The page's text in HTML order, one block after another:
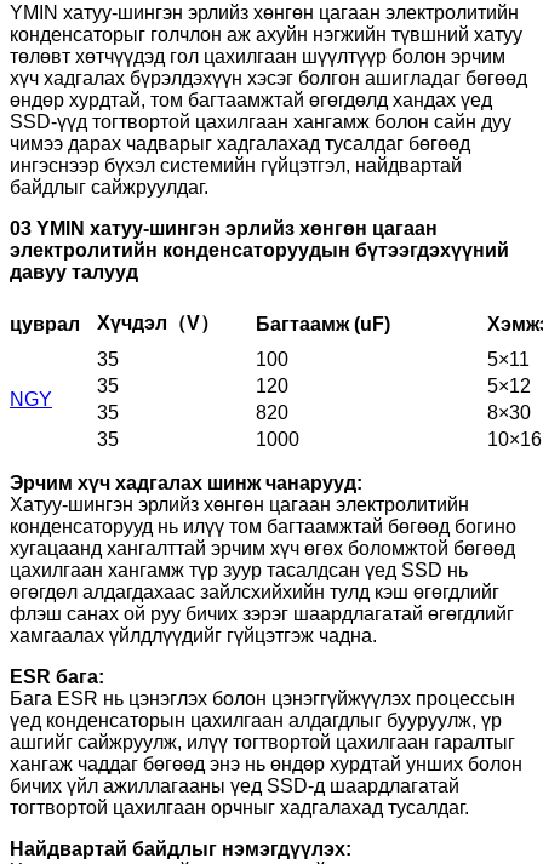
YMIN хатуу-шингэн эрлийз хөнгөн цагаан электролитийн
конденсаторыг голчлон аж ахуйн нэгжийн түвшний хатуу
төлөвт хөтчүүдэд гол цахилгаан шүүлтүүр болон эрчим
хүч хадгалах бүрэлдэхүүн хэсэг болгон ашигладаг бөгөөд
өндөр хурдтай, том багтаамжтай өгөгдөлд хандах үед
SSD-үүд тогтвортой цахилгаан хангамж болон сайн дуу
чимээ дарах чадварыг хадгалахад тусалдаг бөгөөд
ингэснээр бүхэл системийн гүйцэтгэл, найдвартай
байдлыг сайжруулдаг.
03 YMIN хатуу-шингэн эрлийз хөнгөн цагаан
электролитийн конденсаторуудын бүтээгдэхүүний
давуу талууд
цуврал Хүчдэл（V） Багтаамж (uF)
NGY
35 100
5×11
35
120
5×12
35
820
8×30
35
1000 10×16
Эрчим хүч хадгалах шинж чанарууд:
Хатуу-шингэн эрлийз хөнгөн цагаан электролитийн
конденсаторууд нь илүү том багтаамжтай бөгөөд богино
хугацаанд хангалттай эрчим хүч өгөх боломжтой бөгөөд
цахилгаан хангамж түр зуур тасалдсан үед SSD нь
өгөгдөл алдагдахаас зайлсхийхийн тулд кэш өгөгдлийг
флэш санах ой руу бичих зэрэг шаардлагатай өгөгдлийг
хамгаалах үйлдлүүдийг гүйцэтгэж чадна.
ESR бага:
Бага ESR нь цэнэглэх болон цэнэггүйжүүлэх процессын
үед конденсаторын цахилгаан алдагдлыг бууруулж, үр
ашгийг сайжруулж, илүү тогтвортой цахилгаан гаралтыг
хангаж чаддаг бөгөөд энэ нь өндөр хурдтай унших болон
бичих үйл ажиллагааны үед SSD-д шаардлагатай
тогтвортой цахилгаан орчныг хадгалахад тусалдаг.
Найдвартай байдлыг нэмэгдүүлэх: